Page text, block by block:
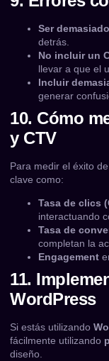
Ser
detrás.
No incluir un
llevar a que el
Incluir
generar
10. Cómo
y CTV
Para medir el éxito
clave como:
Tasa de clics
interactuando
Tasa de
completan la
Engagement
11.
WordPress
Si estás utilizando
fácilmente utilizando
diseño.